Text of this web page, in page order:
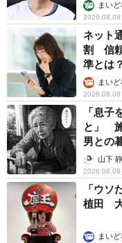
まい
2026.08.08
ネット
割 信頼
準とは？
まい
2026.08.08
「息子
と」 施
男との
から】
山下
2026.08.08
「ウソ
植田 大
まい